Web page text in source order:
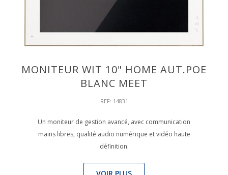
MONITEUR WIT 10" HOME AUT.POE
BLANC MEET
REF: 14831
Un moniteur de gestion avancé, avec communication
mains libres, qualité audio numérique et vidéo haute
définition.